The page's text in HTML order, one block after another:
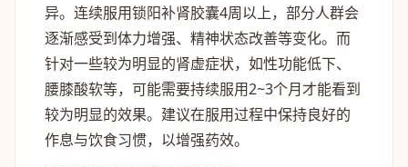
异。连续服用锁阳补肾胶囊4周以上，部分人群会
逐渐感受到体力增强、精神状态改善等变化。而
针对一些较为明显的肾虚症状，如性功能低下、
腰膝酸软等，可能需要持续服用2~3个月才能看到
较为明显的效果。建议在服用过程中保持良好的
作息与饮食习惯，以增强药效。